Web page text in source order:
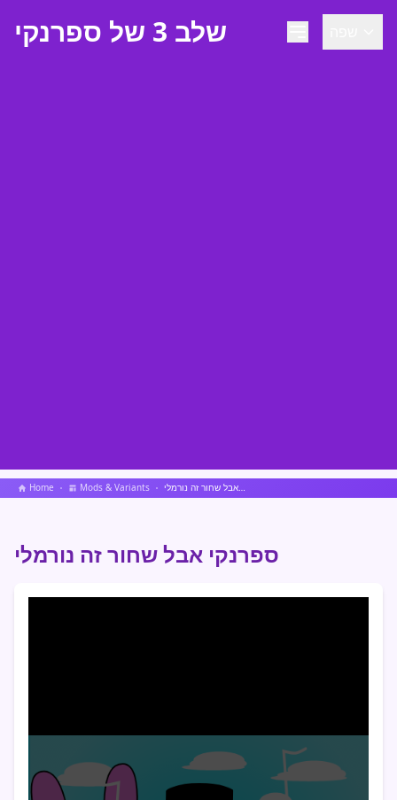
שלב 3 של ספרנקי
Home Mods & Variants ספרנקי אבל שחור זה נורמלי
ספרנקי אבל שחור זה נורמלי